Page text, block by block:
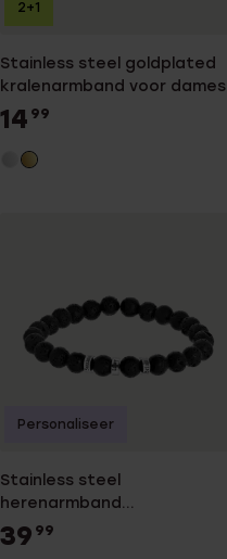
Stainless steel goldplated
kralenarmband voor dames
14 99
2+1
Stainless steel
herenarmband
natuurstenen zwarte
gravure
39 99
Personaliseer